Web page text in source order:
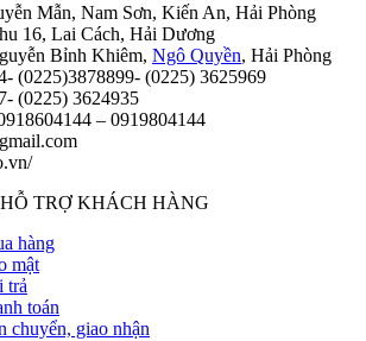
Mẫn, Nam Sơn, Kiến An, Hải Phòng
16, Lai Cách, Hải Dương
Bỉnh Khiêm, Ngô Quyền, Hải Phòng
(0225)3878899- (0225) 3625969
(0225) 3624935
– 0919804144
TRỢ KHÁCH HÀNG
hàng
mật
trả
toán
chuyển, giao nhận